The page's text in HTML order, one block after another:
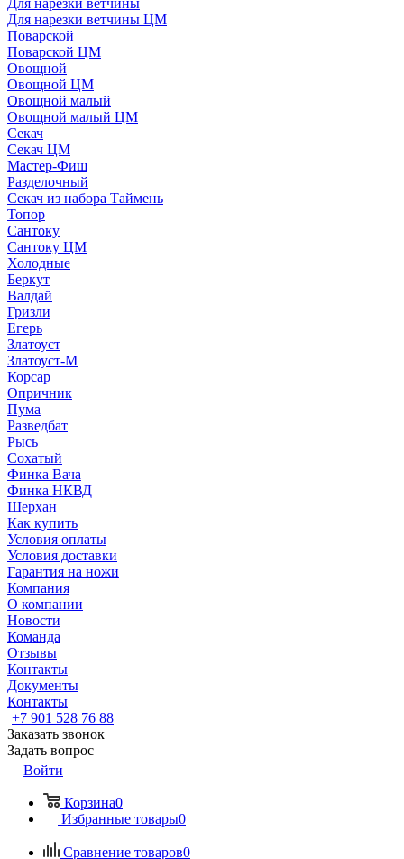
Для нарезки ветчины
Для нарезки ветчины ЦМ
Поварской
Поварской ЦМ
Овощной
Овощной ЦМ
Овощной малый
Овощной малый ЦМ
Секач
Секач ЦМ
Мастер-Фиш
Разделочный
Секач из набора Таймень
Топор
Сантоку
Сантоку ЦМ
Холодные
Беркут
Валдай
Гризли
Егерь
Златоуст
Златоуст-М
Корсар
Опричник
Пума
Разведбат
Рысь
Сохатый
Финка Вача
Финка НКВД
Шерхан
Как купить
Условия оплаты
Условия доставки
Гарантия на ножи
Компания
О компании
Новости
Команда
Отзывы
Контакты
Документы
Контакты
+7 901 528 76 88
Заказать звонок
Задать вопрос
Войти
Корзина0
Избранные товары0
Сравнение товаров0